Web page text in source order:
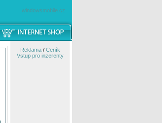
windowsmobile.cz
Reklama/ Ceník
Vstup pro inzerenty